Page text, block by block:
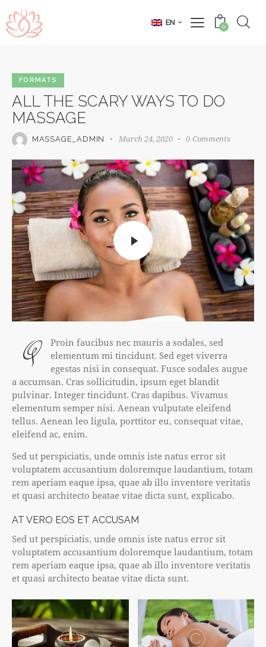
EN 0
FORMATS
ALL THE SCARY WAYS TO DO
MASSAGE
MASSAGE_ADMIN March 24, 2020 0 Comments
Q
Proin faucibus nec mauris a sodales, sed
elementum mi tincidunt. Sed eget viverra
egestas nisi in consequat. Fusce sodales augue
a accumsan. Cras sollicitudin, ipsum eget blandit
pulvinar. Integer tincidunt. Cras dapibus. Vivamus
elementum semper nisi. Aenean vulputate eleifend
tellus. Aenean leo ligula, porttitor eu, consequat vitae,
eleifend ac, enim.
Sed ut perspiciatis, unde omnis iste natus error sit
voluptatem accusantium doloremque laudantium, totam
rem aperiam eaque ipsa, quae ab illo inventore veritatis
et quasi architecto beatae vitae dicta sunt, explicabo.
AT VERO EOS ET ACCUSAM
Sed ut perspiciatis, unde omnis iste natus error sit
voluptatem accusantium doloremque laudantium, totam
rem aperiam eaque ipsa, quae ab illo inventore veritatis
et quasi architecto beatae vitae dicta sunt.